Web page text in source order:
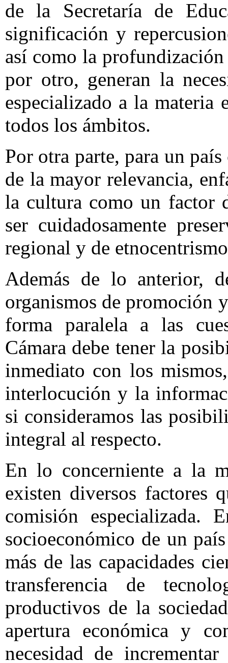
de la Secretaría de
significación y
así como la
por otro, generan la
especializado a la materia
todos los ámbitos.
Por otra parte, para un
de la mayor relevancia,
la cultura como un factor
ser cuidadosamente
regional y de
Además de lo anterior,
organismos de promoción
forma paralela a las
Cámara debe tener la
inmediato con los
interlocución y la
si consideramos las
integral al respecto.
En lo concerniente a la
existen diversos factores
comisión especializada.
socioeconómico de un
más de las capacidades
transferencia de
productivos de la
apertura económica y
necesidad de